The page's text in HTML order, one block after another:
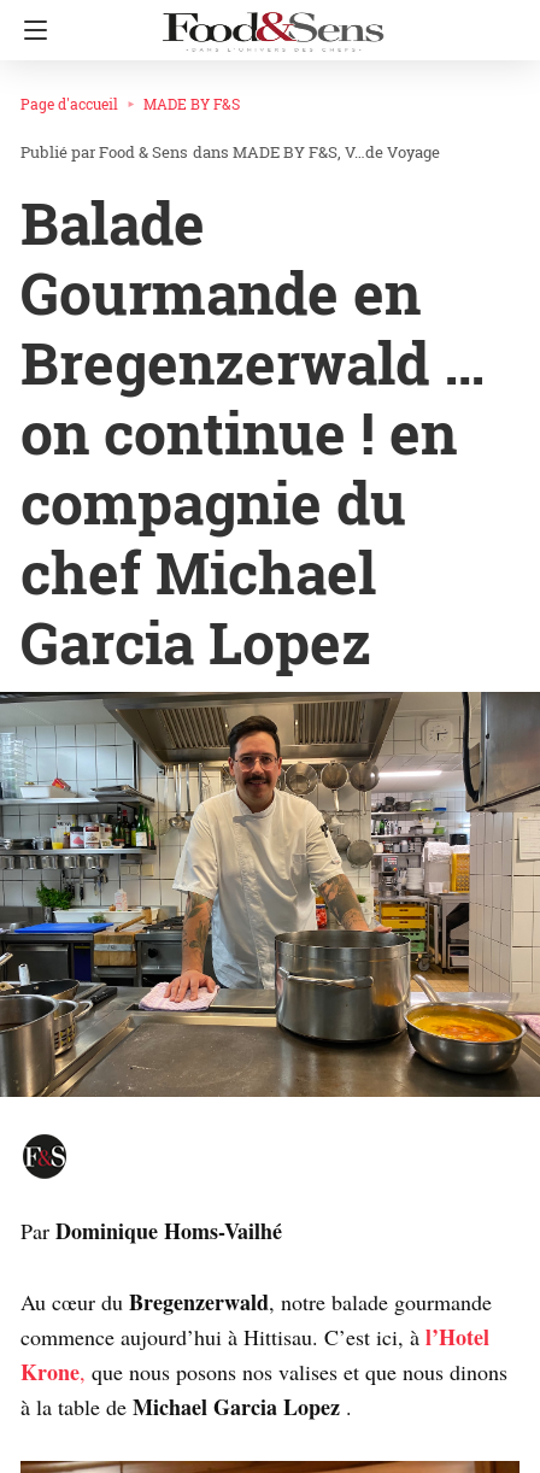
Page d'accueil MADE BY F&S
Food & Sens dans MADE BY F&S V…de Voyage
Balade
Gourmande en
Bregenzerwald …
on continue ! en
compagnie du
chef Michael
Garcia Lopez
Par Dominique Homs-Vailhé
Au cœur du Bregenzerwald, notre balade gourmande
commence aujourd’hui à Hittisau. C’est ici, à l’Hotel
Krone, que nous posons nos valises et que nous dinons
à la table de Michael Garcia Lopez .